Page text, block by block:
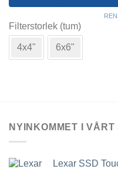
här
produkten
har
flera
kan
produktsidan
Filterstorlek (tum)
4x4" 6x6"
NYINKOMMET I VÅRT
Lexar SSD